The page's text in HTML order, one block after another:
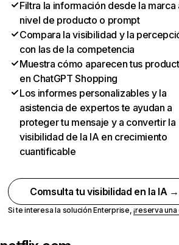
Filtra la información desde la marca
nivel de producto o prompt
Compara la visibilidad y la
con las de la competencia
Muestra cómo aparecen tus
en ChatGPT Shopping
Los informes personalizables y la
asistencia de expertos te ayudan a
proteger tu mensaje y a convertir la
visibilidad de la IA en crecimiento
cuantificable
Comsulta tu visibilidad en la IA →
Si te interesa la solución Enterprise,¡reserva